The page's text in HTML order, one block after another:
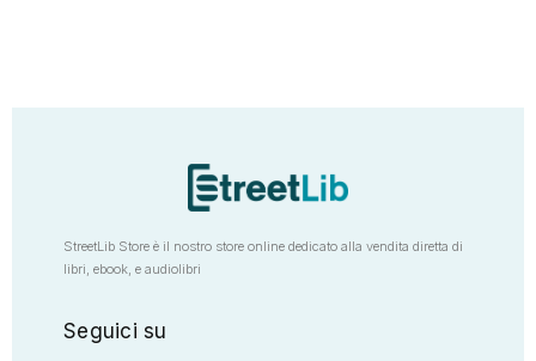
StreetLib Store è il nostro store online dedicato alla vendita diretta di
libri, ebook, e audiolibri
Seguici su